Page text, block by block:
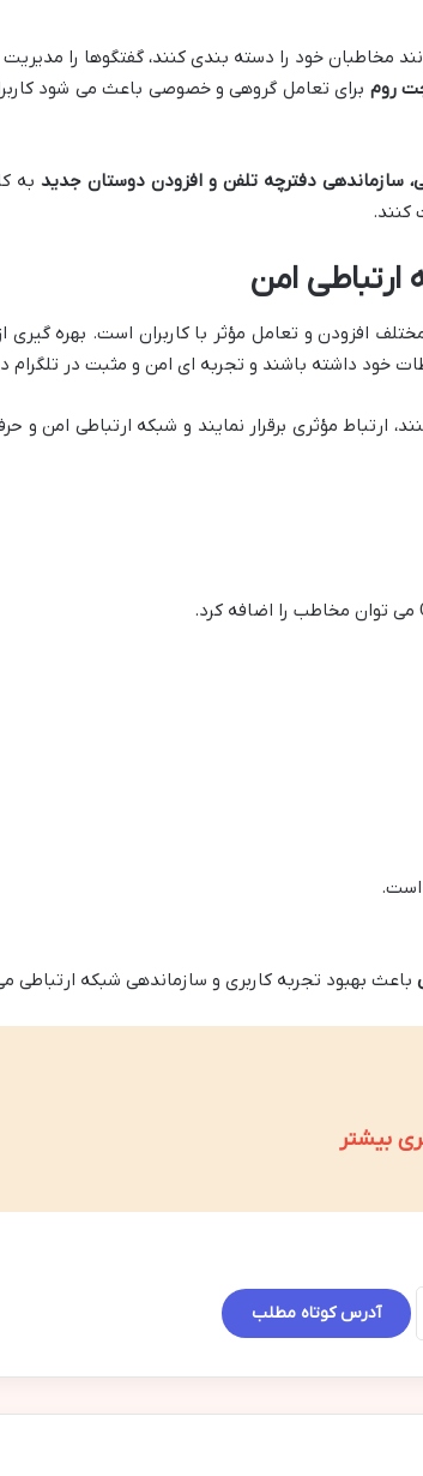
خود را دسته بندی کنند، گفتگوها را مدیریت
روم برای تعامل گروهی و خصوصی باعث می شود
سازماندهی دفترچه تلفن و افزودن دوستان جدیدبه
کنند.
امن
افزودن و تعامل مؤثر با کاربران است. بهره گیری از
خود داشته باشند و تجربه ای امن و مثبت در تلگرام
ارتباط مؤثری برقرار نمایند و شبکه ارتباطی امن و
باعث بهبود تجربه کاربری و سازماندهی شبکه ارتباطی
بیشتر
آدرس کوتاه مطلب